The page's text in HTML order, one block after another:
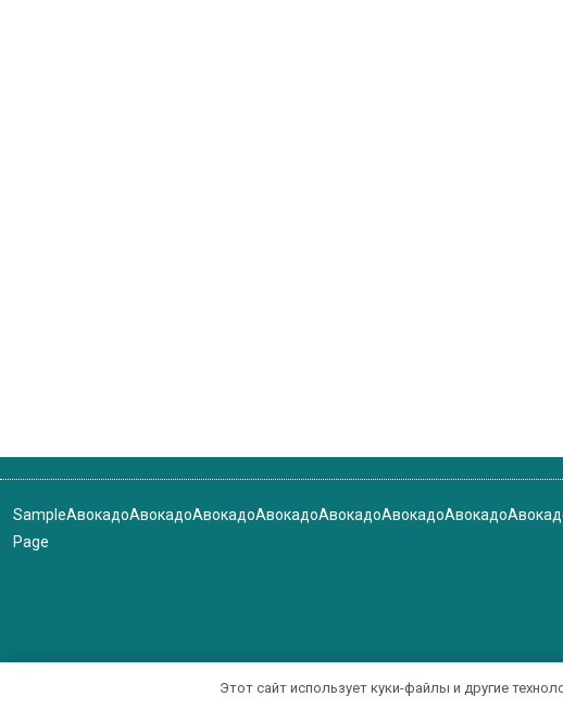
Sample
Page
АвокадоАвокадоАвокадоАвокадоАвокадоАвокадоАвокадо
Этот сайт использует куки-файлы и другие